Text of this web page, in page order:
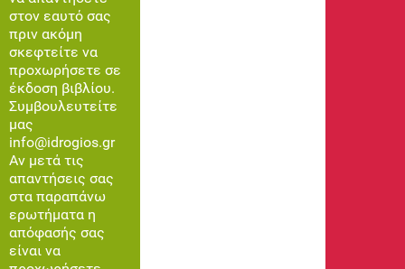
στον εαυτό σας
πριν ακόμη
σκεφτείτε να
προχωρήσετε σε
έκδοση βιβλίου.
Συμβουλευτείτε
μας
info@idrogios.gr
Αν μετά τις
απαντήσεις σας
στα παραπάνω
ερωτήματα η
απόφασής σας
είναι να